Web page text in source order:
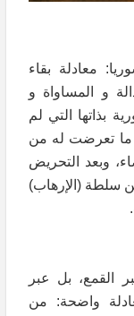
معادلة بقاء
و المساواة و
بذاتها التي لم
ما تعرضت له من
وبعد التحريض
سلطة (الإرهاب)
القمع، بل عبر
واضحة: من